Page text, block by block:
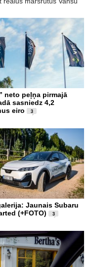
neto peļņa pirmajā
sasniedz 4,2
eiro
3
Jaunais Subaru
(+FOTO)
3